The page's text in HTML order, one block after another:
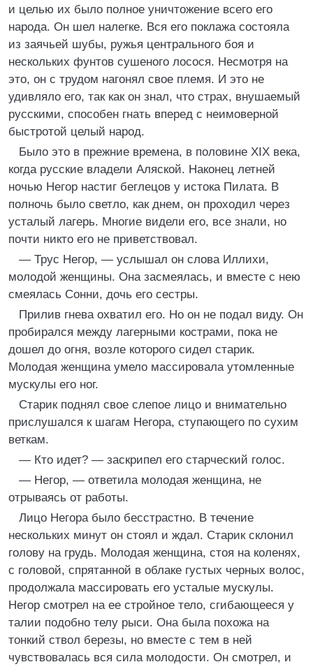
и целью их было полное уничтожение всего его
народа. Он шел налегке. Вся его поклажа состояла
из заячьей шубы, ружья центрального боя и
нескольких фунтов сушеного лосося. Несмотря на
это, он с трудом нагонял свое племя. И это не
удивляло его, так как он знал, что страх, внушаемый
русскими, способен гнать вперед с неимоверной
быстротой целый народ.
Было это в прежние времена, в половине XIX века,
когда русские владели Аляской. Наконец летней
ночью Негор настиг беглецов у истока Пилата. В
полночь было светло, как днем, он проходил через
усталый лагерь. Многие видели его, все знали, но
почти никто его не приветствовал.
— Трус Негор, — услышал он слова Иллихи,
молодой женщины. Она засмеялась, и вместе с нею
смеялась Сонни, дочь его сестры.
Прилив гнева охватил его. Но он не подал виду. Он
пробирался между лагерными кострами, пока не
дошел до огня, возле которого сидел старик.
Молодая женщина умело массировала утомленные
мускулы его ног.
Старик поднял свое слепое лицо и внимательно
прислушался к шагам Негора, ступающего по сухим
веткам.
— Кто идет? — заскрипел его старческий голос.
— Негор, — ответила молодая женщина, не
отрываясь от работы.
Лицо Негора было бесстрастно. В течение
нескольких минут он стоял и ждал. Старик склонил
голову на грудь. Молодая женщина, стоя на коленях,
с головой, спрятанной в облаке густых черных волос,
продолжала массировать его усталые мускулы.
Негор смотрел на ее стройное тело, сгибающееся у
талии подобно телу рыси. Она была похожа на
тонкий ствол березы, но вместе с тем в ней
чувствовалась вся сила молодости. Он смотрел, и